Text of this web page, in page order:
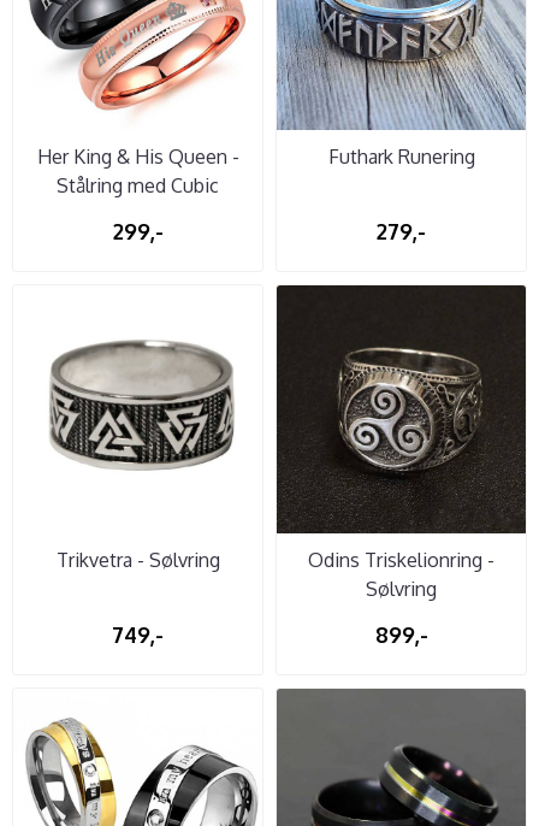
Her King & His Queen -
Stålring med Cubic
299,-
Futhark Runering
279,-
Trikvetra - Sølvring
749,-
Odins Triskelionring -
Sølvring
899,-